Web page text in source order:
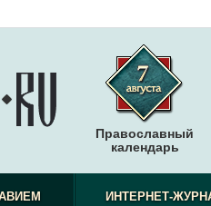
Православный
календарь
ИНТЕРНЕТ-